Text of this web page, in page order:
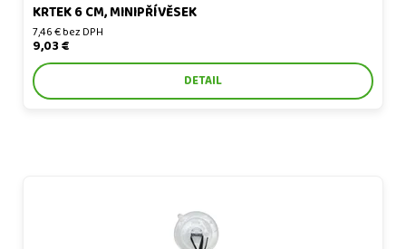
KRTEK 6 CM, MINIPŘÍVĚSEK
7,46 € bez DPH
9,03 €
DETAIL